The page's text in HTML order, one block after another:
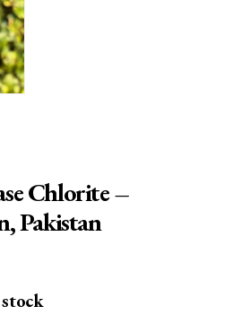
Chlorite –
Pakistan
stock